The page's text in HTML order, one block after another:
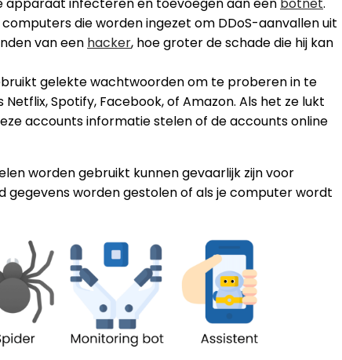
die worden ingezet om DDoS-aanvallen uit
van een hacker, hoe groter de schade die hij kan
gelekte wachtwoorden om te proberen in te
Spotify, Facebook, of Amazon. Als het ze lukt
accounts informatie stelen of de accounts online
worden gebruikt kunnen gevaarlijk zijn voor
gegevens worden gestolen of als je computer wordt